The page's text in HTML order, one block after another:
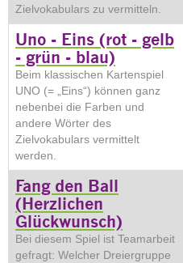
Zielvokabulars zu vermitteln.
Uno - Eins (rot - gelb
- grün - blau)
Beim klassischen Kartenspiel
UNO (= „Eins“) können ganz
nebenbei die Farben und
andere Wörter des
Zielvokabulars vermittelt
werden.
Fang den Ball
(Herzlichen
Glückwunsch)
Bei diesem Spiel ist Teamarbeit
gefragt: Welcher Dreiergruppe